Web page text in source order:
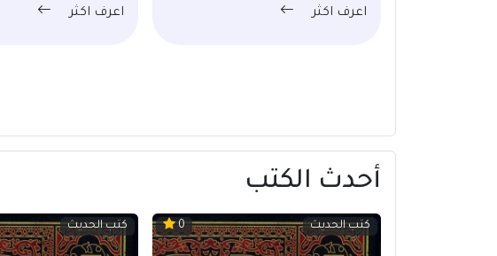
اعرف اكثر اعرف اكثر
أحدث الكتب
كتب الحديث 0 كتب الحديث